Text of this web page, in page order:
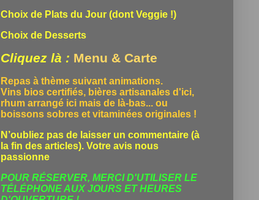
Choix de Plats du Jour (dont Veggie !)
Choix de Desserts
Cliquez là : Menu & Carte
Repas à thème suivant animations.
Vins bios certifiés, bières artisanales d'ici,
rhum arrangé ici mais de là-bas... ou
boissons sobres et vitaminées originales !
N’oubliez pas de laisser un commentaire (à
la fin des articles). Votre avis nous
passionne
POUR RÉSERVER, MERCI D'UTILISER LE
TÉLÉPHONEAUX JOURS ET HEURES